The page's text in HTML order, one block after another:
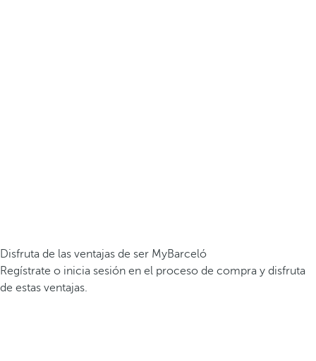
Disfruta de las ventajas de ser MyBarceló
Regístrate o inicia sesión en el proceso de compra y disfruta
de estas ventajas.